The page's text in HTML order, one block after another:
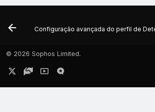
© 2026 Sophos Limited.